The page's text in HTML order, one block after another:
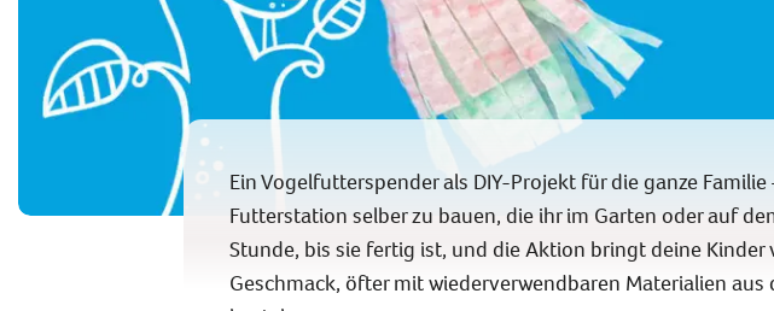
Ein Vogelfutterspender als DIY-Projekt für die ganze
Futterstation selber zu bauen, die ihr im Garten oder auf
Stunde, bis sie fertig ist, und die Aktion bringt deine Kinder
Geschmack, öfter mit wiederverwendbaren Materialien aus